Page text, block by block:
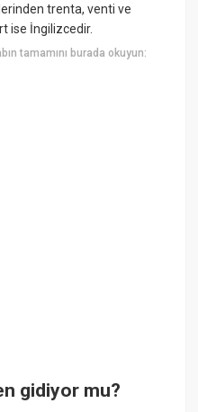
trenta, venti ve
ise İngilizcedir.
tamamını burada okuyun:
gidiyor mu?